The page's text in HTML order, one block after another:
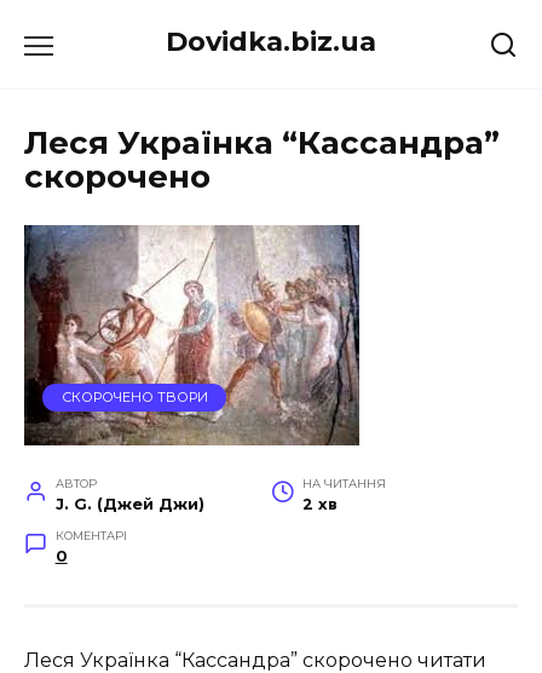
до
Dovidka.biz.ua
Леся Українка “Кассандра”
скорочено
СКОРОЧЕНО ТВОРИ
АВТОР
J. G. (Джей Джи)
НА ЧИТАННЯ
2 хв
КОМЕНТАРІ
0
Леся Українка “Кассандра” скорочено читати